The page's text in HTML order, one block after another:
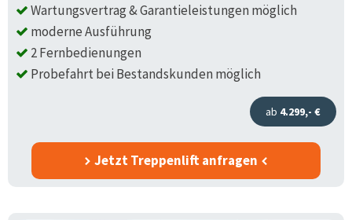
Wartungsvertrag & Garantieleistungen möglich
moderne Ausführung
2 Fernbedienungen
Probefahrt bei Bestandskunden möglich
ab 4.299,- €
Jetzt Treppenlift anfragen